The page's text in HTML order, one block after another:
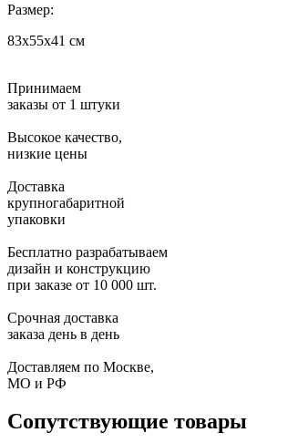
Размер:
83х55х41 см
Принимаем
заказы от 1 штуки
Высокое качество,
низкие цены
Доставка
крупногабаритной
упаковки
Бесплатно разрабатываем
дизайн и конструкцию
при заказе от 10 000 шт.
Срочная доставка
заказа день в день
Доставляем по Москве,
МО и РФ
Сопутствующие товары